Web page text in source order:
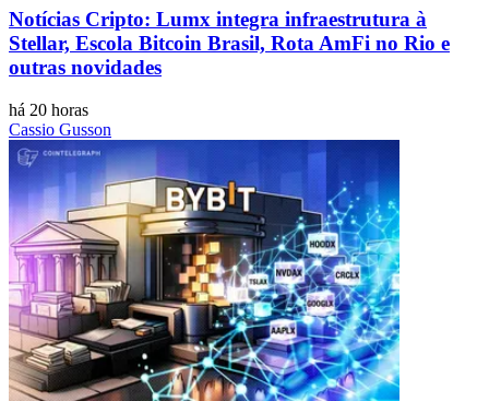
Notícias Cripto: Lumx integra infraestrutura à
Stellar, Escola Bitcoin Brasil, Rota AmFi no Rio e
outras novidades
há 20 horas
Cassio Gusson